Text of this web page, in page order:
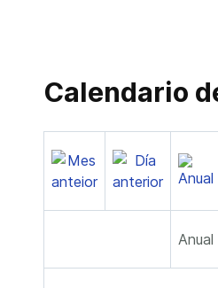
Calendario
Anual